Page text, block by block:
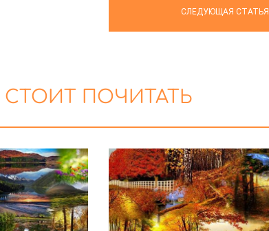
СЛЕДУЮЩАЯ СТАТЬЯ
СТОИТ ПОЧИТАТЬ